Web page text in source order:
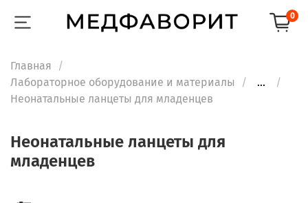
0
Главная
Лабораторное оборудование и материалы
...
Неонатальные ланцеты для младенцев
Неонатальные ланцеты для
младенцев